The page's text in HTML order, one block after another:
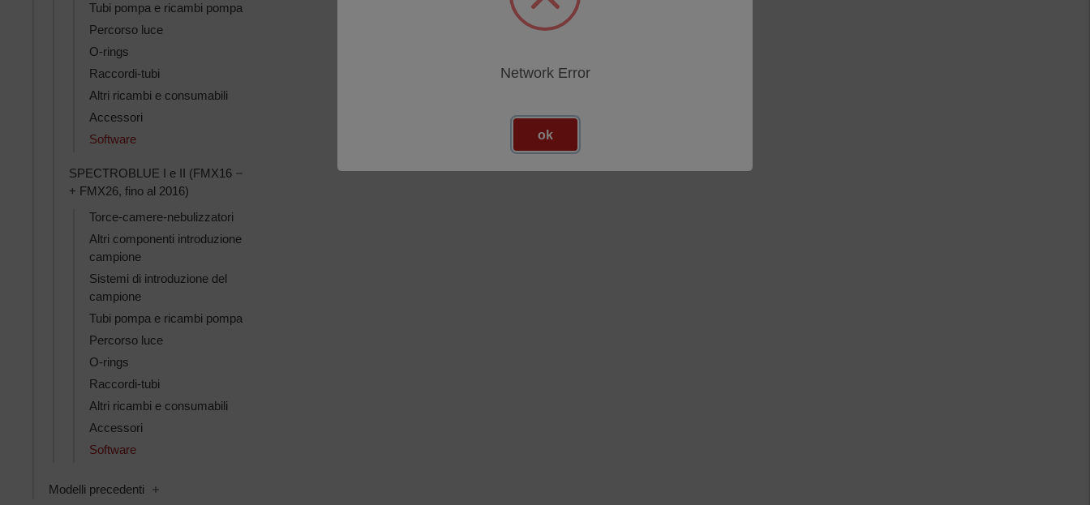
Tubi pompa e ricambi pompa
Percorso luce
O-rings
Raccordi-tubi
Altri ricambi e consumabili
Accessori
Software
SPECTROBLUE I e II (FMX16
+ FMX26, fino al 2016)
Toggle SPECTROBLUE I e II (FMX16 + FMX26, fino al 2016) subcategories
Torce-camere-nebulizzatori
Altri componenti introduzione
campione
Sistemi di introduzione del
campione
Tubi pompa e ricambi pompa
Percorso luce
O-rings
Raccordi-tubi
Altri ricambi e consumabili
Accessori
Software
Modelli precedenti
Network Error
ok